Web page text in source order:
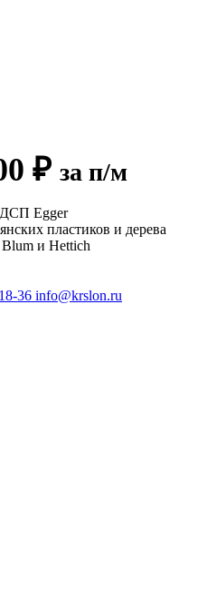
₽ за п/м
ДСП Egger
пластиков и дерева
и Hettich
36 info@krslon.ru